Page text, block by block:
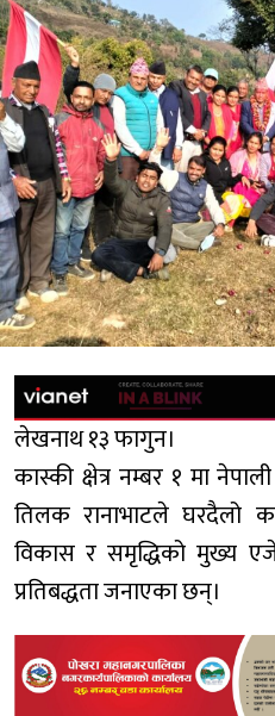
लेखनाथ १३ फागुन।
कास्की क्षेत्र नम्बर १ मा
तिलक रानाभाटले घरदैलो
विकास र समृद्धिको मुख्य
प्रतिबद्धता जनाएका छन्।